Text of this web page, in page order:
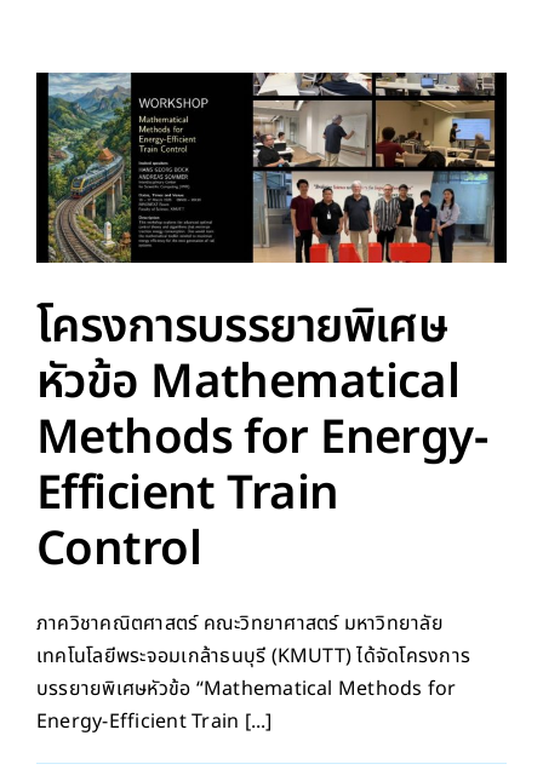
โครงการบรรยายพิเศษ
หัวข้อ Mathematical
Methods for Energy-
Efficient Train
Control
ภาควิชาคณิตศาสตร์ คณะวิทยาศาสตร์ มหาวิทยาลัย
เทคโนโลยีพระจอมเกล้าธนบุรี (KMUTT) ได้จัดโครงการ
บรรยายพิเศษหัวข้อ “Mathematical Methods for
Energy-Efficient Train [...]